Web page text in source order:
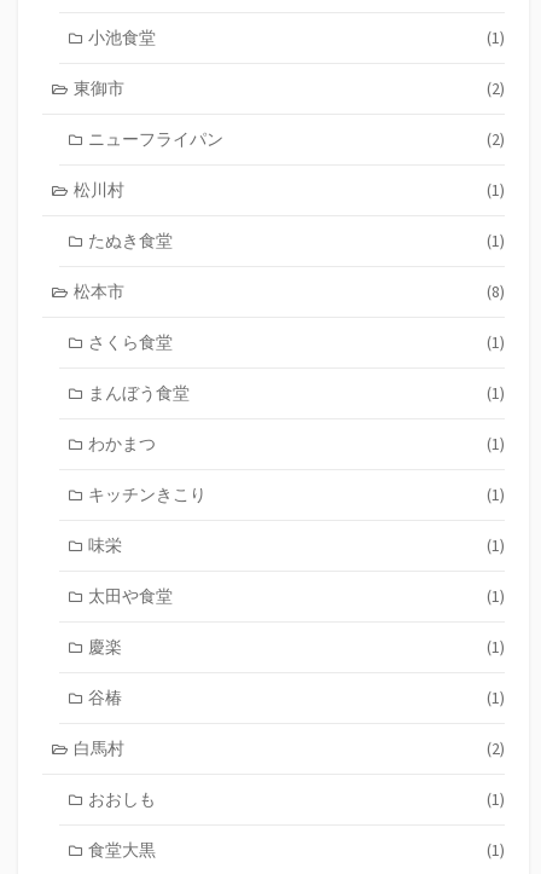
小池食堂 (1)
東御市 (2)
ニューフライパン (2)
松川村 (1)
たぬき食堂 (1)
松本市 (8)
さくら食堂 (1)
まんぼう食堂 (1)
わかまつ (1)
キッチンきこり (1)
味栄 (1)
太田や食堂 (1)
慶楽 (1)
谷椿 (1)
白馬村 (2)
おおしも (1)
食堂大黒 (1)